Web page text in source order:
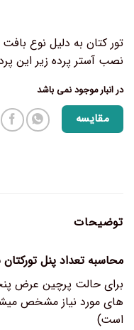
تور کتان به دلیل نوع بافت
نصب آستر پرده زیر این
در انبار موجود نمی باشد
مقایسه
توضیحات
محاسبه تعداد پنل تورکتان
است)